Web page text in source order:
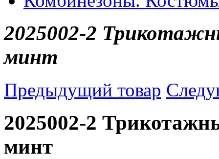
2025002-2
минт
Предыдущий товар
2025002-2
минт